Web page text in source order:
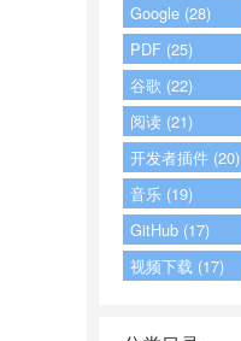
Google (28)
PDF (25)
谷歌 (22)
阅读 (21)
开发者插件 (20)
音乐 (19)
GitHub (17)
视频下载 (17)